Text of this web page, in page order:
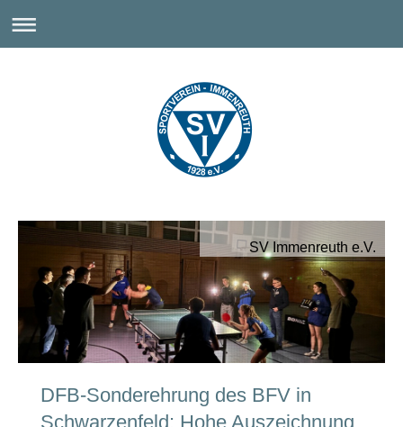
SV Immenreuth e.V.
DFB-Sonderehrung des BFV in
Schwarzenfeld: Hohe Auszeichnung